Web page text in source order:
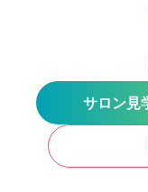
【働きやすい環境】
★あなたのスタイル
★引っ越しサポート
★年末年始休暇12月
サロン見